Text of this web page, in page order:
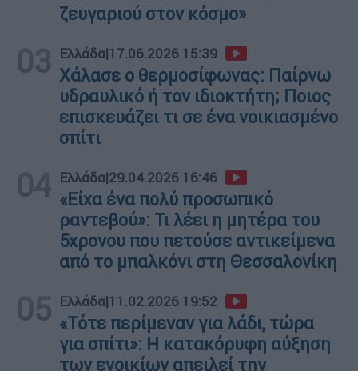
ζευγαριού στον κόσμο»
03 Ελλάδα|17.06.2026 15:39
Χάλασε ο θερμοσίφωνας: Παίρνω
υδραυλικό ή τον ιδιοκτήτη; Ποιος
επισκευάζει τι σε ένα νοικιασμένο
σπίτι
04 Ελλάδα|29.04.2026 16:46
«Είχα ένα πολύ προσωπικό
ραντεβού»: Τι λέει η μητέρα του
5χρονου που πετούσε αντικείμενα
από το μπαλκόνι στη Θεσσαλονίκη
05 Ελλάδα|11.02.2026 19:52
«Τότε περίμεναν για λάδι, τώρα
για σπίτι»: Η κατακόρυφη αύξηση
των ενοικίων απειλεί την